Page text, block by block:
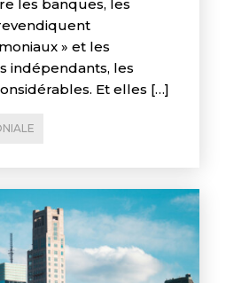
les banques, les
» et les
indépendants, les
Et elles […]